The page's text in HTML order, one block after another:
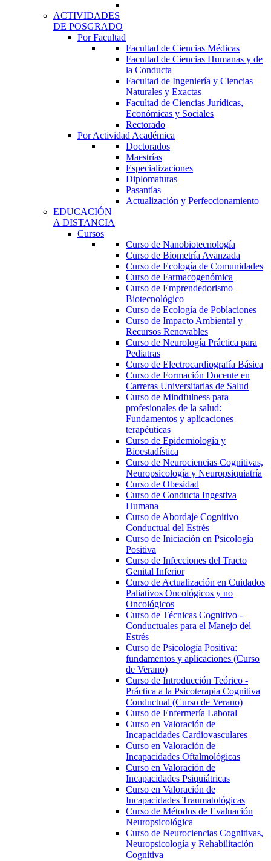
ACTIVIDADES
DE POSGRADO
Por Facultad
Facultad de Ciencias Médicas
Facultad de Ciencias Humanas y de
la Conducta
Facultad de Ingeniería y Ciencias
Naturales y Exactas
Facultad de Ciencias Jurídicas,
Económicas y Sociales
Rectorado
Por Actividad Académica
Doctorados
Maestrías
Especializaciones
Diplomaturas
Pasantías
Actualización y Perfeccionamiento
EDUCACIÓN
A DISTANCIA
Cursos
Curso de Nanobiotecnología
Curso de Biometría Avanzada
Curso de Ecología de Comunidades
Curso de Farmacogenómica
Curso de Emprendedorismo
Biotecnológico
Curso de Ecología de Poblaciones
Curso de Impacto Ambiental y
Recursos Renovables
Curso de Neurología Práctica para
Pediatras
Curso de Electrocardiografía Básica
Curso de Formación Docente en
Carreras Universitarias de Salud
Curso de Mindfulness para
profesionales de la salud:
Fundamentos y aplicaciones
terapéuticas
Curso de Epidemiología y
Bioestadística
Curso de Neurociencias Cognitivas,
Neuropsicología y Neuropsiquiatría
Curso de Obesidad
Curso de Conducta Ingestiva
Humana
Curso de Abordaje Cognitivo
Conductual del Estrés
Curso de Iniciación en Psicología
Positiva
Curso de Infecciones del Tracto
Genital Inferior
Curso de Actualización en Cuidados
Paliativos Oncológicos y no
Oncológicos
Curso de Técnicas Cognitivo -
Conductuales para el Manejo del
Estrés
Curso de Psicología Positiva:
fundamentos y aplicaciones (Curso
de Verano)
Curso de Introducción Teórico -
Práctica a la Psicoterapia Cognitiva
Conductual (Curso de Verano)
Curso de Enfermería Laboral
Curso en Valoración de
Incapacidades Cardiovasculares
Curso en Valoración de
Incapacidades Oftalmológicas
Curso en Valoración de
Incapacidades Psiquiátricas
Curso en Valoración de
Incapacidades Traumatológicas
Curso de Métodos de Evaluación
Neuropsicológica
Curso de Neurociencias Cognitivas,
Neuropsicología y Rehabilitación
Cognitiva